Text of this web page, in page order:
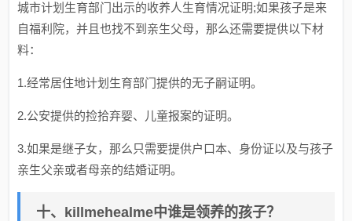
城市计划生育部门出示的收养人生育情况证明;如果孩子是来
自福利院，并且也找不到亲生父母，那么还需要提供以下材
料：
1.经常居住地计划生育部门提供的无子嗣证明。
2.公安提供的捡拾弃婴、儿童报案的证明。
3.如果是继子女，那么只需要提供户口本、身份证以及与孩子
亲生父亲或者母亲的结婚证明。
十、killmehealme中谁是领养的孩子？